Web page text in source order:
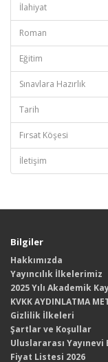
İlahiyat
Roman
Eğitim
Sınavlara Hazırlık
Tarih
Fırsat Köşesi
İletişim
Bilgiler
Hakkımızda
Yayıncılık İlkelerimiz
2025 Yılı Akademik
KVKK AYDINLATMA
Gizlilik İlkeleri
Şartlar ve Koşullar
Uluslararası Yayınevi
Fiyat Listesi 2026